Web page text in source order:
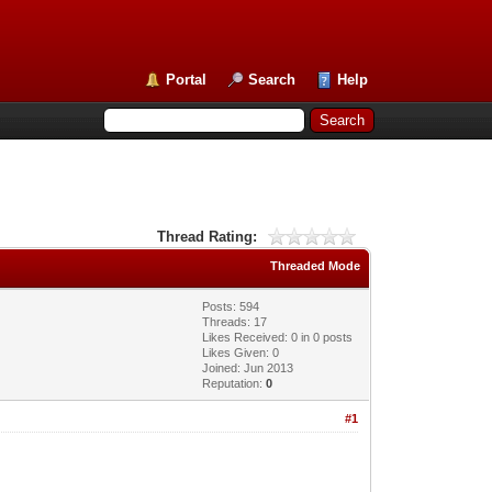
Portal Search Help
Thread Rating:
Threaded Mode
Posts: 594
Threads: 17
Likes Received:0 in 0 posts
Likes Given: 0
Joined: Jun 2013
Reputation:0
#1